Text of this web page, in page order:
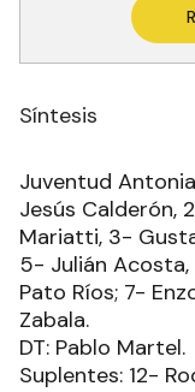
Síntesis
Juventud
Jesús Calderón,
Mariatti, 3-
5- Julián Acosta,
Pato Ríos; 7-
Zabala.
DT: Pablo Martel.
Suplentes: 12-